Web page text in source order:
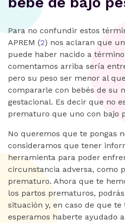
Para no confundir estos
APREM (2) nos aclaran que
puede haber nacido a
comentamos arriba sería
pero su peso ser menor al
compararle con bebés de su
gestacional. Es decir que no
prematuro que uno con bajo
No queremos que te pongas
consideramos que tener
herramienta para poder
circunstancia adversa, como
prematuro. Ahora que te
los partos prematuros,
situación y, en caso de que te
esperamos haberte ayudado